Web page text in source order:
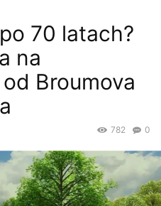
70 latach?
na
Broumova
0
782